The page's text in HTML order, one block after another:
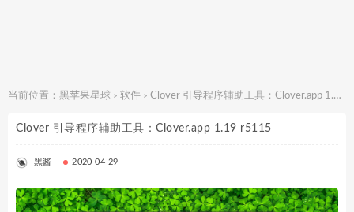
当前位置： 黑苹果星球 > 软件 > Clover 引导程序辅助工具：Clover.app 1.19 r5115
Clover 引导程序辅助工具：Clover.app 1.19 r5115
黑酱 2020-04-29